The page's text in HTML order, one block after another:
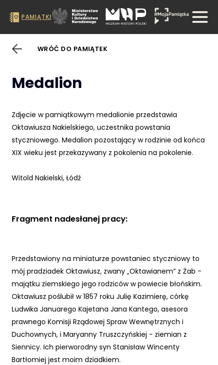
PAMIĄTKI
WRÓĆ DO PAMIĄTEK
Medalion
Zdjęcie w pamiątkowym medalionie przedstawia
Oktawiusza Nakielskiego, uczestnika powstania
styczniowego. Medalion pozostający w rodzinie od końca
XIX wieku jest przekazywany z pokolenia na pokolenie.
Witold Nakielski, Łódź
Fragment nadesłanej pracy:
Przedstawiony na miniaturze powstaniec styczniowy to
mój pradziadek Oktawiusz, zwany „Oktawianem” z Żab -
majątku ziemskiego jego rodziców w powiecie błońskim.
Oktawiusz poślubił w 1857 roku Julię Kazimierę, córkę
Ludwika Januarego Kajetana Jana Kantego, asesora
prawnego Komisji Rządowej Spraw Wewnętrznych i
Duchownych, i Maryanny Truszczyńskiej - ziemian z
Siennicy. Ich pierworodny syn Stanisław Wincenty
Bartłomiej jest moim dziadkiem.